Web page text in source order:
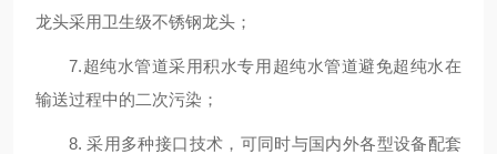
龙头采用卫生级不锈钢龙头；
7.超纯水管道采用积水专用超纯水管道避免超纯水在
输送过程中的二次污染；
8. 采用多种接口技术，可同时与国内外各型设备配套